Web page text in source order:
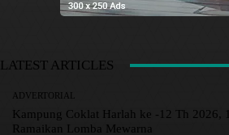
LATEST ARTICLES
ADVERTORIAL
Kampung Coklat Harlah ke -12 Th 2026,
Ramaikan Lomba Mewarna